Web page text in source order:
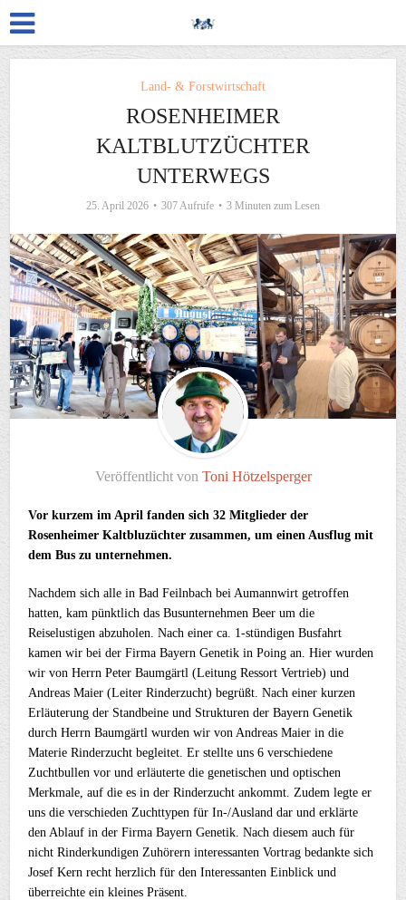
Land- & Forstwirtschaft
ROSENHEIMER
KALTBLUTZÜCHTER
UNTERWEGS
25. April 2026 307 Aufrufe 3 Minuten zum Lesen
Veröffentlicht von Toni Hötzelsperger
Vor kurzem im April fanden sich 32 Mitglieder der
Rosenheimer Kaltbluzüchter zusammen, um einen Ausflug mit
dem Bus zu unternehmen.
Nachdem sich alle in Bad Feilnbach bei Aumannwirt getroffen
hatten, kam pünktlich das Busunternehmen Beer um die
Reiselustigen abzuholen. Nach einer ca. 1-stündigen Busfahrt
kamen wir bei der Firma Bayern Genetik in Poing an. Hier wurden
wir von Herrn Peter Baumgärtl (Leitung Ressort Vertrieb) und
Andreas Maier (Leiter Rinderzucht) begrüßt. Nach einer kurzen
Erläuterung der Standbeine und Strukturen der Bayern Genetik
durch Herrn Baumgärtl wurden wir von Andreas Maier in die
Materie Rinderzucht begleitet. Er stellte uns 6 verschiedene
Zuchtbullen vor und erläuterte die genetischen und optischen
Merkmale, auf die es in der Rinderzucht ankommt. Zudem legte er
uns die verschieden Zuchttypen für In-/Ausland dar und erklärte
den Ablauf in der Firma Bayern Genetik. Nach diesem auch für
nicht Rinderkundigen Zuhörern interessanten Vortrag bedankte sich
Josef Kern recht herzlich für den Interessanten Einblick und
überreichte ein kleines Präsent.